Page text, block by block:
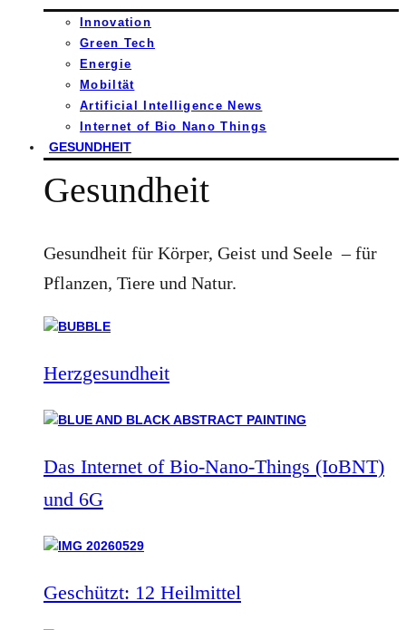
Innovation
Green Tech
Energie
Mobiltät
Artificial Intelligence News
Internet of Bio Nano Things
GESUNDHEIT
Gesundheit
Gesundheit für Körper, Geist und Seele – für
Pflanzen, Tiere und Natur.
Herzgesundheit
Das Internet of Bio-Nano-Things (IoBNT)
und 6G
Geschützt: 12 Heilmittel